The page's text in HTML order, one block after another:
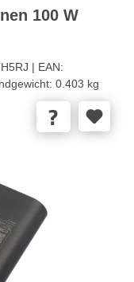
100 W
| EAN:
0.403 kg